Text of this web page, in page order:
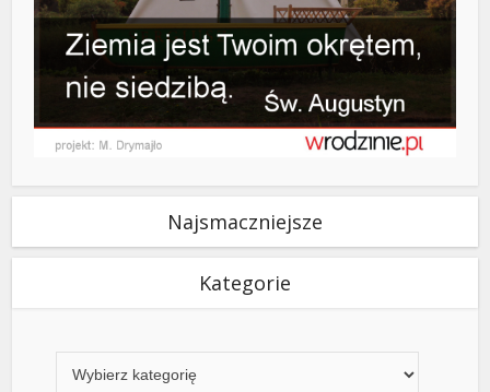
Najsmaczniejsze
Kategorie